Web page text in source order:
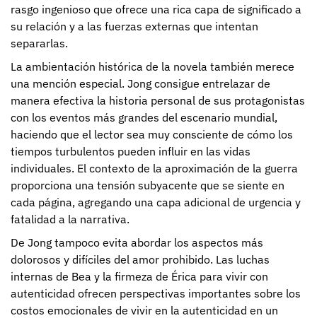
rasgo ingenioso que ofrece una rica capa de significado a
su relación y a las fuerzas externas que intentan
separarlas.
La ambientación histórica de la novela también merece
una mención especial. Jong consigue entrelazar de
manera efectiva la historia personal de sus protagonistas
con los eventos más grandes del escenario mundial,
haciendo que el lector sea muy consciente de cómo los
tiempos turbulentos pueden influir en las vidas
individuales. El contexto de la aproximación de la guerra
proporciona una tensión subyacente que se siente en
cada página, agregando una capa adicional de urgencia y
fatalidad a la narrativa.
De Jong tampoco evita abordar los aspectos más
dolorosos y difíciles del amor prohibido. Las luchas
internas de Bea y la firmeza de Érica para vivir con
autenticidad ofrecen perspectivas importantes sobre los
costos emocionales de vivir en la autenticidad en un